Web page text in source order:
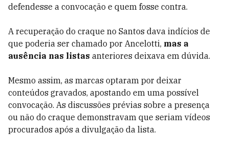
defendesse a convocação e quem fosse contra.
A recuperação do craque no Santos dava indícios de
que poderia ser chamado por Ancelotti, mas a
ausência nas listas anteriores deixava em dúvida.
Mesmo assim, as marcas optaram por deixar
conteúdos gravados, apostando em uma possível
convocação. As discussões prévias sobre a presença
ou não do craque demonstravam que seriam vídeos
procurados após a divulgação da lista.